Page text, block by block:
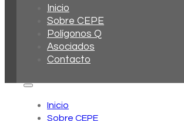
Inicio
Sobre CEPE
Polígonos Q
Asociados
Contacto
Inicio
Sobre CEPE